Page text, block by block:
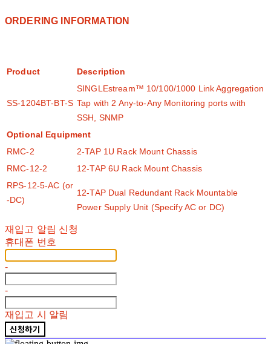
ORDERING INFORMATION
Product Description
SS-1204BT-BT-S
SINGLEstream™ 10/100/1000 Link Aggregation
Tap with 2 Any-to-Any Monitoring ports with
SSH, SNMP
Optional Equipment
RMC-2
2-TAP 1U Rack Mount Chassis
RMC-12-2
12-TAP 6U Rack Mount Chassis
RPS-12-5-AC (or
-DC)
12-TAP Dual Redundant Rack Mountable
Power Supply Unit (Specify AC or DC)
재입고 알림 신청
휴대폰 번호
-
-
재입고 시 알림
신청하기